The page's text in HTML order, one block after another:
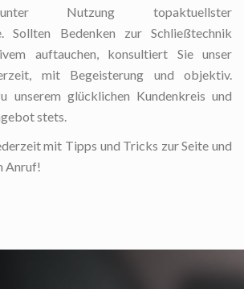
Nutzung topaktuellster
Sollten Bedenken zur Schließtechnik
auftauchen, konsultiert Sie unser
mit Begeisterung und objektiv.
unserem glücklichen Kundenkreis und
stets.
mit Tipps und Tricks zur Seite und
Anruf!